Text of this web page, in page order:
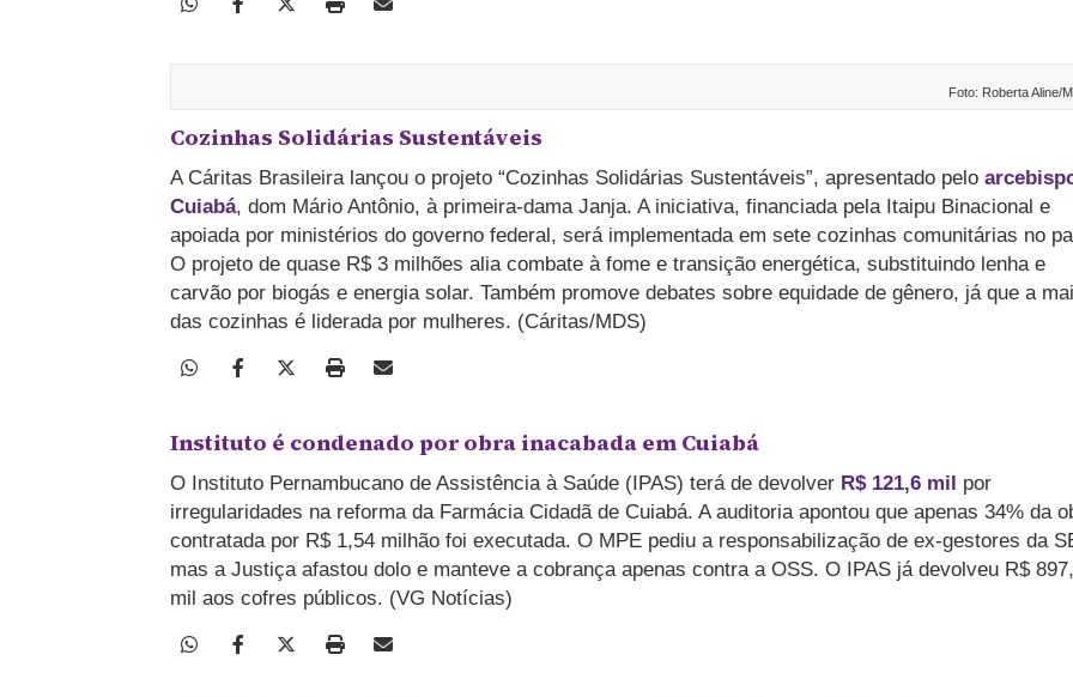
Foto: Roberta Aline/
Cozinhas Solidárias Sustentáveis
A Cáritas Brasileira lançou o projeto “Cozinhas Solidárias Sustentáveis”, apresentado pelo
Cuiabá, dom Mário Antônio, à primeira-dama Janja. A iniciativa, financiada pela Itaipu Binacional e
apoiada por ministérios do governo federal, será implementada em sete cozinhas comunitárias no
O projeto de quase R$ 3 milhões alia combate à fome e transição energética, substituindo lenha e
carvão por biogás e energia solar. Também promove debates sobre equidade de gênero, já que a
das cozinhas é liderada por mulheres. (Cáritas/MDS)
Instituto é condenado por obra inacabada em Cuiabá
O Instituto Pernambucano de Assistência à Saúde (IPAS) terá de devolver R$ 121,6 mil por
irregularidades na reforma da Farmácia Cidadã de Cuiabá. A auditoria apontou que apenas 34% da
contratada por R$ 1,54 milhão foi executada. O MPE pediu a responsabilização de ex-gestores da
mas a Justiça afastou dolo e manteve a cobrança apenas contra a OSS. O IPAS já devolveu R$
mil aos cofres públicos. (VG Notícias)